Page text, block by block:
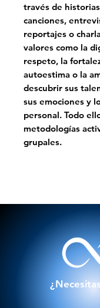
través de
canciones,
reportajes o
valores como la
respeto, la
autoestima o la
descubrir sus
sus emociones y
personal. Todo
metodologías
grupales.